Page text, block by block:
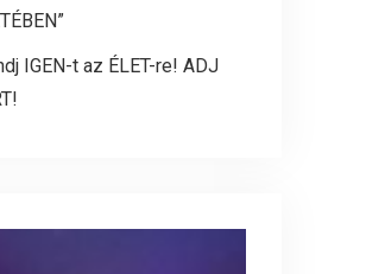
IGEN-t az ÉLET-re! ADJ